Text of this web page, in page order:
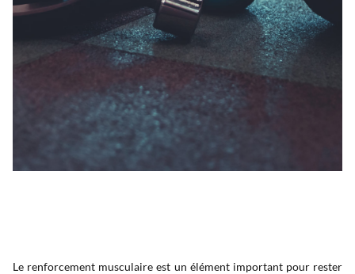
Le renforcement musculaire est un élément important pour rester